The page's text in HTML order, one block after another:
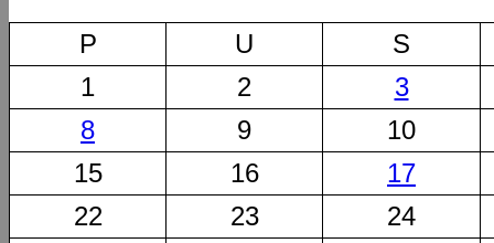
P U
S
1
2
3
8
9
10
15
16
17
22
23
24